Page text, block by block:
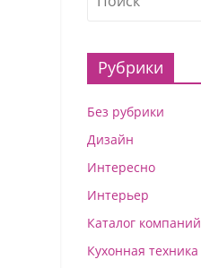
Рубрики
Без рубрики
Дизайн
Интересно
Интерьер
Каталог компаний
Кухонная техника